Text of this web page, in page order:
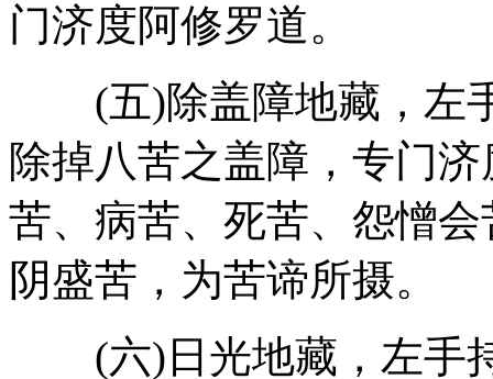
门济度阿修罗道。
(五)除盖障地藏，左
除掉八苦之盖障，专门
苦、病苦、死苦、怨憎
阴盛苦，为苦谛所摄。
(六)日光地藏，左手